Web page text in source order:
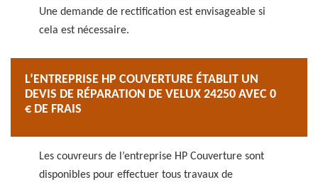
Une demande de rectification est envisageable si
cela est nécessaire.
L’ENTREPRISE HP COUVERTURE ÉTABLIT UN
DEVIS DE RÉPARATION DE VELUX 24250 AVEC 0
€ DE FRAIS
Les couvreurs de l’entreprise HP Couverture sont
disponibles pour effectuer tous travaux de